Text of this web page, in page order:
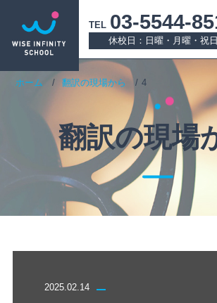
TEL 03-5544-
休校日：日曜・月曜・祝日
ホーム 翻訳の現場から 4
翻訳の現場
2025.02.14